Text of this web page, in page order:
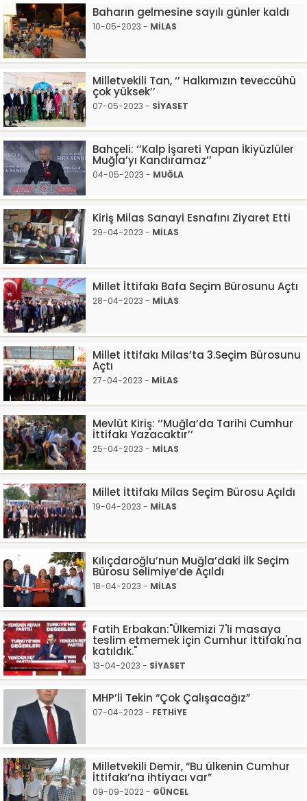
Baharın gelmesine sayılı günler kaldı
10-05-2023 - MİLAS
Milletvekili Tan, ‘’ Halkımızın teveccühü
çok yüksek’’
07-05-2023 - SİYASET
Bahçeli: ‘’Kalp İşareti Yapan İkiyüzlüler
Muğla’yı Kandıramaz’’
04-05-2023 - MUĞLA
Kiriş Milas Sanayi Esnafını Ziyaret Etti
29-04-2023 - MİLAS
Millet İttifakı Bafa Seçim Bürosunu Açtı
28-04-2023 - MİLAS
Millet İttifakı Milas’ta 3.Seçim Bürosunu
Açtı
27-04-2023 - MİLAS
Mevlüt Kiriş: ‘’Muğla’da Tarihi Cumhur
İttifakı Yazacaktır’’
25-04-2023 - MİLAS
Millet İttifakı Milas Seçim Bürosu Açıldı
19-04-2023 - MİLAS
Kılıçdaroğlu’nun Muğla’daki İlk Seçim
Bürosu Selimiye’de Açıldı
18-04-2023 - MİLAS
Fatih Erbakan:"Ülkemizi 7'li masaya
teslim etmemek için Cumhur İttifakı'na
katıldık."
13-04-2023 - SİYASET
MHP’li Tekin “Çok Çalışacağız”
07-04-2023 - FETHİYE
Milletvekili Demir, “Bu ülkenin Cumhur
İttifakı’na ihtiyacı var”
09-09-2022 - GÜNCEL